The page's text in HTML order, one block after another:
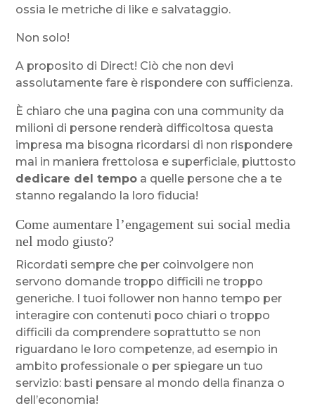
ossia le metriche di like e salvataggio.
Non solo!
A proposito di Direct! Ciò che non devi
assolutamente fare è rispondere con sufficienza.
È chiaro che una pagina con una community da
milioni di persone renderà difficoltosa questa
impresa ma bisogna ricordarsi di non rispondere
mai in maniera frettolosa e superficiale, piuttosto
dedicare del tempo a quelle persone che a te
stanno regalando la loro fiducia!
Come aumentare l’engagement sui social media
nel modo giusto?
Ricordati sempre che per coinvolgere non
servono domande troppo difficili ne troppo
generiche. I tuoi follower non hanno tempo per
interagire con contenuti poco chiari o troppo
difficili da comprendere soprattutto se non
riguardano le loro competenze, ad esempio in
ambito professionale o per spiegare un tuo
servizio: basti pensare al mondo della finanza o
dell’economia!